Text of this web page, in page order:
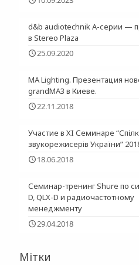
d&b audiotechnik A-серии —
в Stereo Plaza
25.09.2020
MA Lighting. Презентация
grandMA3 в Киеве.
22.11.2018
Участие в XI Семинаре
звукорежисерів України”
18.06.2018
Семинар-тренинг Shure по
D, QLX-D и радиочастотному
менеджменту
29.04.2018
Мітки